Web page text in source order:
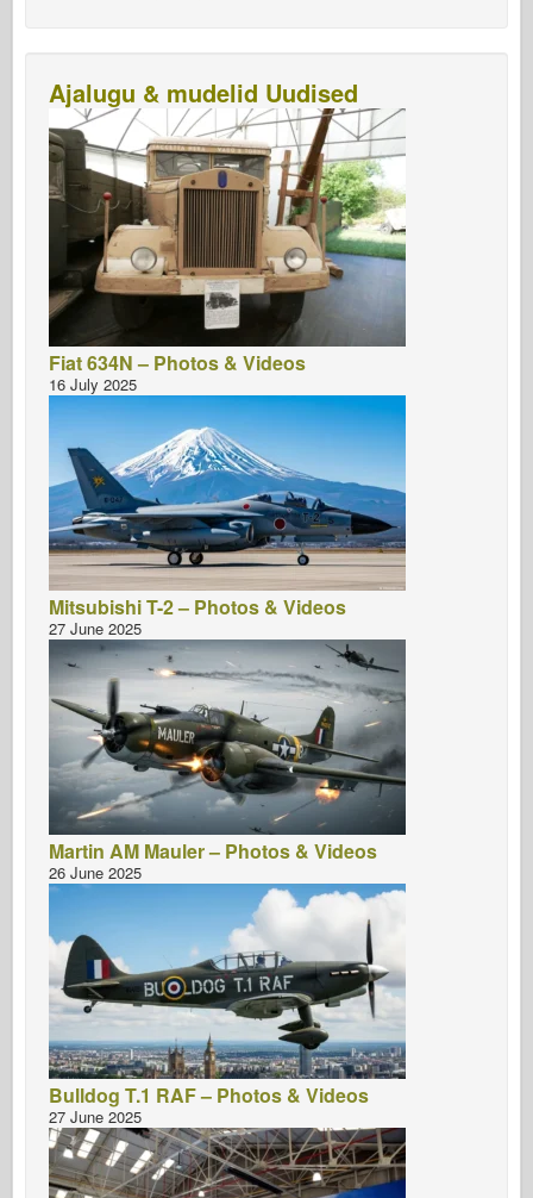
Ajalugu & mudelid Uudised
Fiat 634N – Photos & Videos
16 July 2025
Mitsubishi T-2 – Photos & Videos
27 June 2025
Martin AM Mauler – Photos & Videos
26 June 2025
Bulldog T.1 RAF – Photos & Videos
27 June 2025